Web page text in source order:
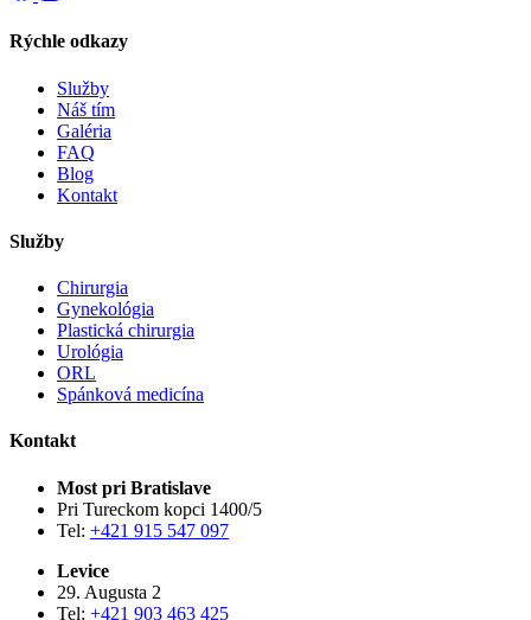
Rýchle odkazy
Služby
Náš tím
Galéria
FAQ
Blog
Kontakt
Služby
Chirurgia
Gynekológia
Plastická chirurgia
Urológia
ORL
Spánková medicína
Kontakt
Most pri Bratislave
Pri Tureckom kopci 1400/5
Tel: +421 915 547 097
Levice
29. Augusta 2
Tel: +421 903 463 425